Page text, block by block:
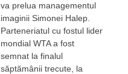
Halep
–
cea
mai
titrată
fostă
va prelua managementul
imaginii Simonei Halep.
Parteneriatul cu fostul lider
mondial WTA a fost
semnat la finalul
săptămânii trecute, la